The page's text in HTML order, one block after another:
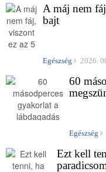
A máj nem
bajt
Egészség 2026.
60
Egészség
Ezt kell